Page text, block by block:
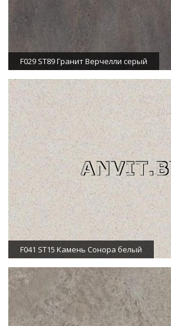
F029 ST89 Гранит Верчелли серый
F041 ST15 Камень Сонора белый